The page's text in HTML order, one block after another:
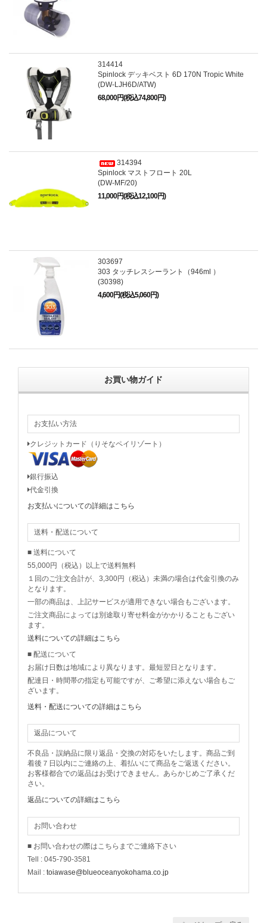
314414
Spinlock デッキベスト 6D 170N Tropic White
(DW-LJH6D/ATW)
68,000円(税込74,800円)
314394
Spinlock マストフロート 20L
(DW-MF/20)
11,000円(税込12,100円)
303697
303 タッチレスシーラント（946ml ）
(30398)
4,600円(税込5,060円)
お買い物ガイド
お支払い方法
クレジットカード（りそなペイリゾート）
銀行振込
代金引換
お支払いについての詳細はこちら
送料・配送について
■ 送料について
55,000円（税込）以上で送料無料
１回のご注文合計が、3,300円（税込）未満の場合は代金引換のみ
となります。
一部の商品は、上記サービスが適用できない場合もございます。
ご注文商品によっては別途取り寄せ料金がかかりることもござい
ます。
送料についての詳細はこちら
■ 配送について
お届け日数は地域により異なります。最短翌日となります。
配達日・時間帯の指定も可能ですが、ご希望に添えない場合もご
ざいます。
送料・配送についての詳細はこちら
返品について
不良品・誤納品に限り返品・交換の対応をいたします。商品ご到
着後７日以内にご連絡の上、着払いにて商品をご返送ください。
お客様都合での返品はお受けできません。あらかじめご了承くだ
さい。
返品についての詳細はこちら
お問い合わせ
■ お問い合わせの際はこちらまでご連絡下さい
Tell : 045-790-3581
Mail : toiawase@blueoceanyokohama.co.jp